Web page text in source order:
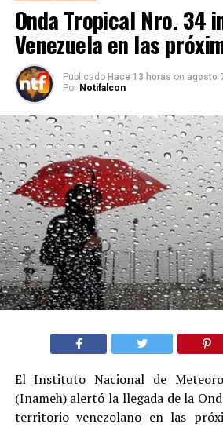
Onda Tropical Nro. 34
Venezuela en las
Publicado Hace 13 horas on agosto
Por Notifalcon
El Instituto Nacional de
(Inameh) alertó la llegada de la
territorio venezolano en las